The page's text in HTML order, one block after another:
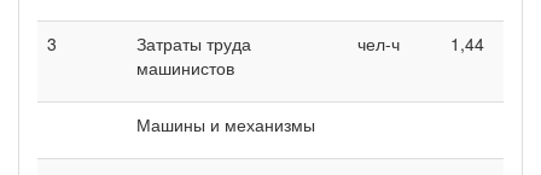
3
Затраты труда
машинистов
чел-ч 1,44
Машины и механизмы